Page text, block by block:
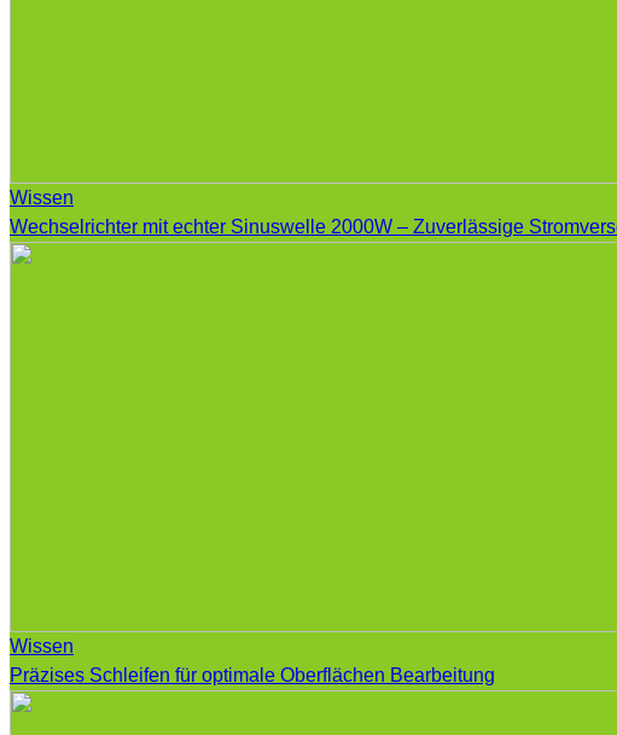
Wissen
Wechselrichter mit echter Sinuswelle 2000W – Zuverlässige
Wissen
Präzises Schleifen für optimale Oberflächen Bearbeitung